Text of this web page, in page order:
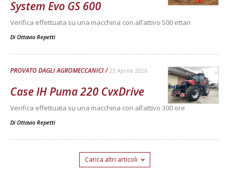
System Evo GS 600
Verifica effettuata su una macchina con all’attivo 500 ettari
Di Ottavio Repetti
PROVATO DAGLI AGROMECCANICI 23 Aprile 2026
Case IH Puma 220 CvxDrive
Verifica effettuata su una macchina con all’attivo 300 ore
Di Ottavio Repetti
Carica altri articoli